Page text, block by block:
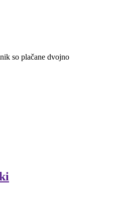
so plačane dvojno